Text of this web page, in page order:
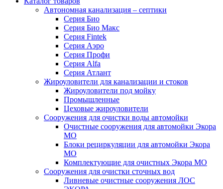
Автономная канализация – септики
Серия Био
Серия Био Макс
Серия Fintek
Серия Аэро
Серия Профи
Серия Alfa
Серия Атлант
Жироуловители для канализации и стоков
Жироуловители под мойку
Промышленные
Цеховые жироуловители
Сооружения для очистки воды автомойки
Очистные сооружения для автомойки Экора
МО
Блоки рециркуляции для автомойки Экора
МО
Комплектующие для очистных Экора МО
Сооружения для очистки сточных вод
Ливневые очистные сооружения ЛОС